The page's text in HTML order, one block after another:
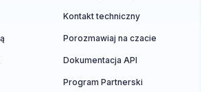
Kontakt techniczny
Porozmawiaj na czacie
Dokumentacja API
Program Partnerski